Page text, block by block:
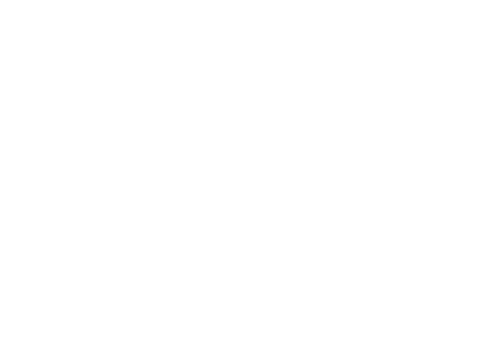
produktsida